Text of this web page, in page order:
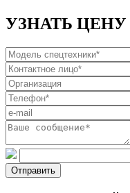
УЗНАТЬ ЦЕНУ
Отправить